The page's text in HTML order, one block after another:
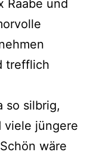
Raabe und
trefflich
so silbrig,
viele jüngere
wäre